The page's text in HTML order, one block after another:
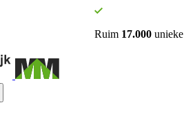
Ruim 17.000